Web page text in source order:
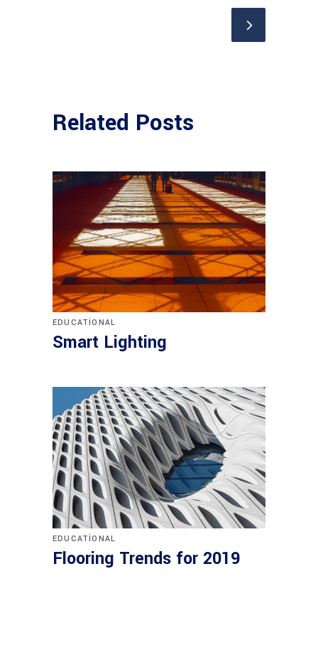
Related Posts
EDUCATIONAL
Smart Lighting
EDUCATIONAL
Flooring Trends for 2019